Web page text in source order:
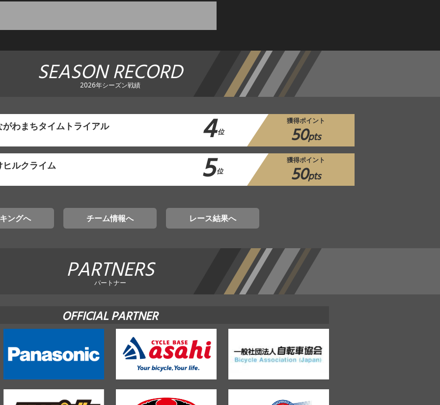
SEASON RECORD
2026年シーズン戦績
わまちタイムトライアル 4位
獲得ポイント
50pts
ルクライム 5位
獲得ポイント
50pts
ングへ チーム情報へ レース結果へ
PARTNERS
パートナー
OFFICIAL PARTNER